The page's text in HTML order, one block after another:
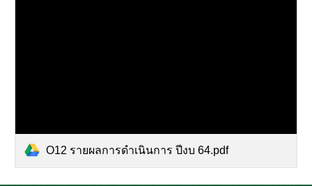
O12 รายผลการดำเนินการ ปีงบ 64.pdf